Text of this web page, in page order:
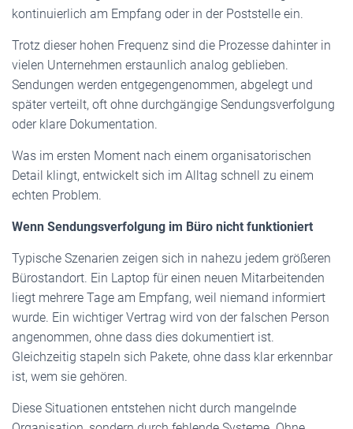
kontinuierlich am Empfang oder in der Poststelle ein.
Trotz dieser hohen Frequenz sind die Prozesse dahinter in
vielen Unternehmen erstaunlich analog geblieben.
Sendungen werden entgegengenommen, abgelegt und
später verteilt, oft ohne durchgängige Sendungsverfolgung
oder klare Dokumentation.
Was im ersten Moment nach einem organisatorischen
Detail klingt, entwickelt sich im Alltag schnell zu einem
echten Problem.
Wenn Sendungsverfolgung im Büro nicht funktioniert
Typische Szenarien zeigen sich in nahezu jedem größeren
Bürostandort. Ein Laptop für einen neuen Mitarbeitenden
liegt mehrere Tage am Empfang, weil niemand informiert
wurde. Ein wichtiger Vertrag wird von der falschen Person
angenommen, ohne dass dies dokumentiert ist.
Gleichzeitig stapeln sich Pakete, ohne dass klar erkennbar
ist, wem sie gehören.
Diese Situationen entstehen nicht durch mangelnde